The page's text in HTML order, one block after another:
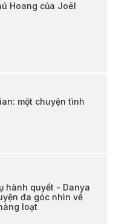
Hoang của Joël
một chuyện tình
hành quyết - Danya
đa góc nhìn về
loạt